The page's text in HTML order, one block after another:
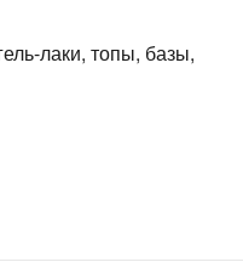
лаки, топы, базы,